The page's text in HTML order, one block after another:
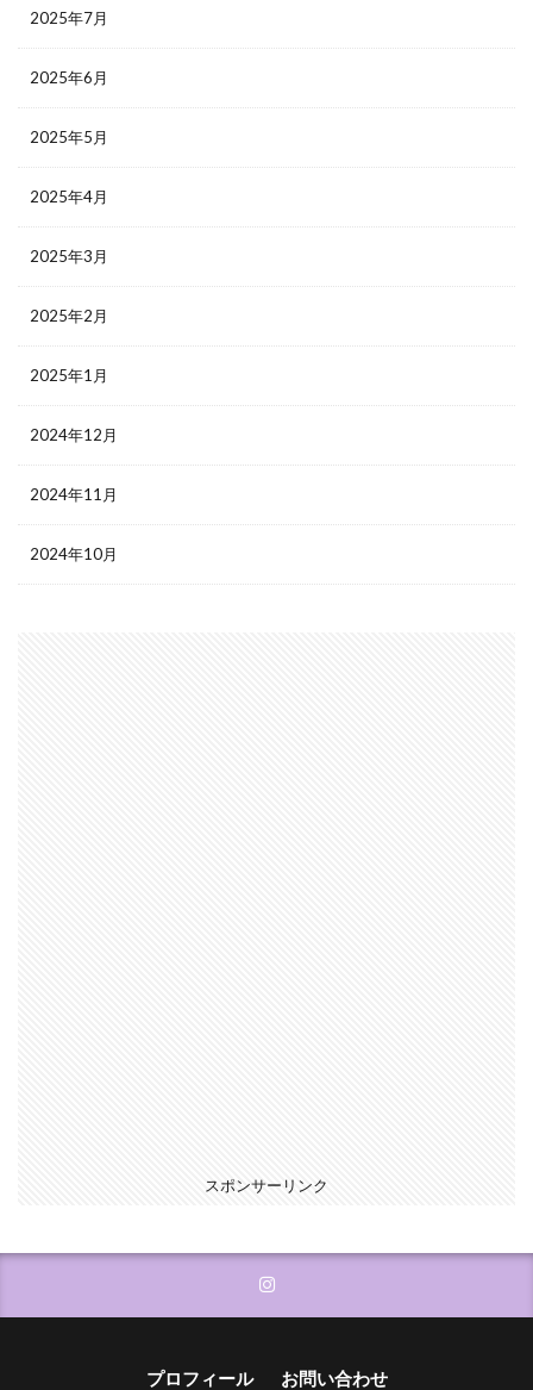
2025年7月
2025年6月
2025年5月
2025年4月
2025年3月
2025年2月
2025年1月
2024年12月
2024年11月
2024年10月
スポンサーリンク
プロフィール
お問い合わせ